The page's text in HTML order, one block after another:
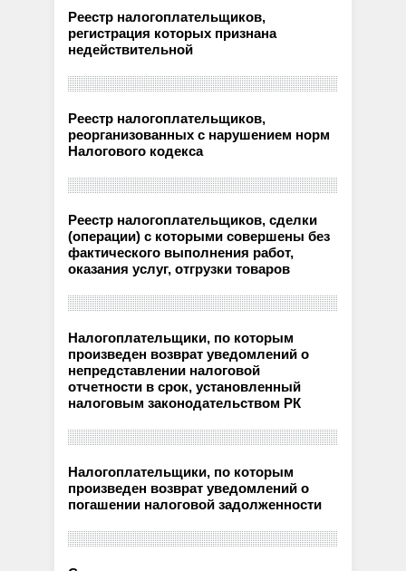
Реестр налогоплательщиков,
регистрация которых признана
недействительной
Реестр налогоплательщиков,
реорганизованных с нарушением норм
Налогового кодекса
Реестр налогоплательщиков, сделки
(операции) с которыми совершены без
фактического выполнения работ,
оказания услуг, отгрузки товаров
Налогоплательщики, по которым
произведен возврат уведомлений о
непредставлении налоговой
отчетности в срок, установленный
налоговым законодательством РК
Налогоплательщики, по которым
произведен возврат уведомлений о
погашении налоговой задолженности